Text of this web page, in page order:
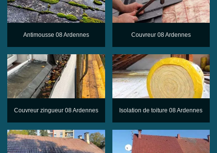
Antimousse 08 Ardennes Couvreur 08 Ardennes
Couvreur zingueur 08 Ardennes Isolation de toiture 08 Ardennes